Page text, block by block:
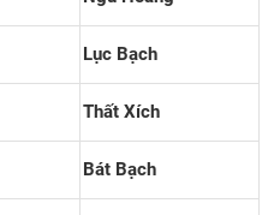
Lục Bạch
Thất Xích
Bát Bạch